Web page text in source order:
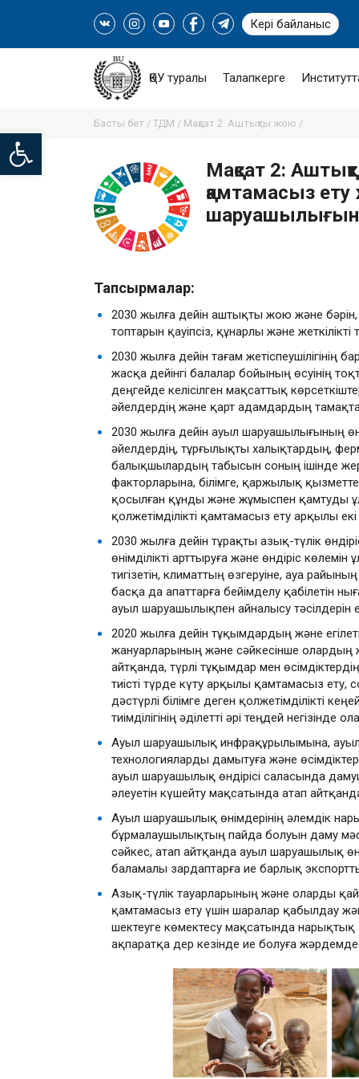
Open toolbar
Кері байланыс
ҚӨУ туралы Талапкерге
Басты бет / ТДМ / Мақсат 2: Аштықты жою /
Мақсат 2:
қамтамасыз
шаруашылығын
Тапсырмалар:
2030 жылға дейін аштықты жою және
топтарын қауіпсіз, құнарлы және
2030 жылға дейін тағам
жасқа дейінгі балалар бойының өсуінің
деңгейде келісілген мақсаттық
әйелдердің және қарт адамдардың
2030 жылға дейін ауыл шаруашылығының
әйелдердің, тұрғылықты халықтардың,
балықшылардың табысын соның ішінде
факторларына, білімге, қаржылық
қосылған құнды және жұмыспен қамтуды
қолжетімділікті қамтамасыз ету арқылы
2030 жылға дейін тұрақты азық-түлік
өнімділікті арттыруға және өндіріс көлемін
тигізетін, климаттың өзгеруіне, ауа
басқа да апаттарға бейімделу қабілетін
ауыл шаруашылықпен айналысу тәсілдерін
2020 жылға дейін тұқымдардың және
жануарларының және сәйкесінше олардың
айтқанда, түрлі тұқымдар мен
тиісті түрде күту арқылы қамтамасыз
дәстүрлі білімге деген қолжетімділікті
тиімділігінің әділетті әрі теңдей
Ауыл шаруашылық инфрақұрылымына, ауыл
технологияларды дамытуға және
ауыл шаруашылық өндірісі саласында
әлеуетін күшейту мақсатында атап
Ауыл шаруашылық өнімдерінің әлемдік
бұрмалаушылықтың пайда болуын даму
сәйкес, атап айтқанда ауыл шаруашылық
баламалы зардаптарға ие барлық
Азық-түлік тауарларының және оларды
қамтамасыз ету үшін шаралар қабылдау
шектеуге көмектесу мақсатында
ақпаратқа дер кезінде ие болуға